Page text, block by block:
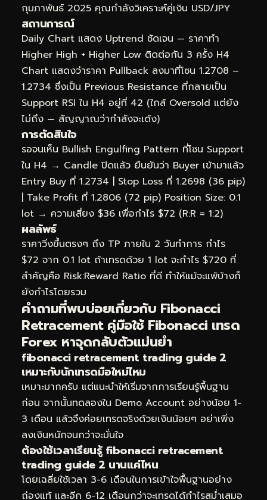
กุมภาพันธ์ 2025 คุณกำลังวิเคราะห์คู่เงิน USD/JPY
สถานการณ์
Daily Chart แสดง Uptrend ชัดเจน — ราคาทำ
Higher High + Higher Low ติดต่อกัน 3 ครั้ง H4
Chart แสดงว่าราคา Pullback ลงมาที่โซน 1.2708 –
1.2734 ซึ่งเป็น Previous Resistance ที่กลายเป็น
Support RSI ใน H4 อยู่ที่ 42 (ใกล้ Oversold แต่ยัง
ไม่ถึง — สัญญาณว่ากำลังจะเด้ง)
การตัดสินใจ
รอจนเห็น Bullish Engulfing Pattern ที่โซน Support
ใน H4 → Candle ปิดแล้ว ยืนยันว่า Buyer เข้ามาแล้ว
Entry Buy ที่ 1.2734 | Stop Loss ที่ 1.2698 (36 pip)
| Take Profit ที่ 1.2806 (72 pip) Position Size: 0.1
lot → ความเสี่ยง $36 เพื่อกำไร $72 (R:R = 1:2)
ผลลัพธ์
ราคาวิ่งขึ้นตรงๆ ถึง TP ภายใน 2 วันทำการ กำไร
$72 จาก 0.1 lot ถ้าเทรดด้วย 1 lot จะกำไร $720 ที่
สำคัญคือ Risk:Reward Ratio ที่ดี ทำให้แม้จะแพ้บ้างก็
ยังกำไรโดยรวม
คำถามที่พบบ่อยเกี่ยวกับ Fibonacci
Retracement คู่มือใช้ Fibonacci เทรด
Forex หาจุดกลับตัวแม่นยำ
fibonacci retracement trading guide 2
เหมาะกับนักเทรดมือใหม่ไหม
เหมาะมากครับ แต่แนะนำให้เริ่มจากการเรียนรู้พื้นฐาน
ก่อน จากนั้นทดลองใน Demo Account อย่างน้อย 1-
3 เดือน แล้วจึงค่อยเทรดจริงด้วยเงินน้อยๆ อย่าเพิ่ง
ลงเงินหนักจนกว่าจะมั่นใจ
ต้องใช้เวลาเรียนรู้ fibonacci retracement
trading guide 2 นานแค่ไหน
โดยเฉลี่ยใช้เวลา 3-6 เดือนในการเข้าใจพื้นฐานอย่าง
ถ่องแท้ และอีก 6-12 เดือนกว่าจะเทรดได้กำไรสม่ำเสมอ